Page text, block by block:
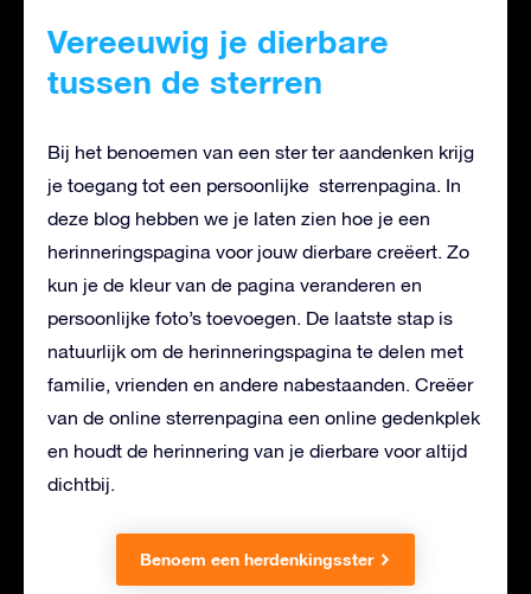
Vereeuwig je dierbare
tussen de sterren
Bij het benoemen van een ster ter aandenken krijg
je toegang tot een persoonlijke sterrenpagina. In
deze blog hebben we je laten zien hoe je een
herinneringspagina voor jouw dierbare creëert. Zo
kun je de kleur van de pagina veranderen en
persoonlijke foto’s toevoegen. De laatste stap is
natuurlijk om de herinneringspagina te delen met
familie, vrienden en andere nabestaanden. Creëer
van de online sterrenpagina een online gedenkplek
en houdt de herinnering van je dierbare voor altijd
dichtbij.
Benoem een herdenkingsster